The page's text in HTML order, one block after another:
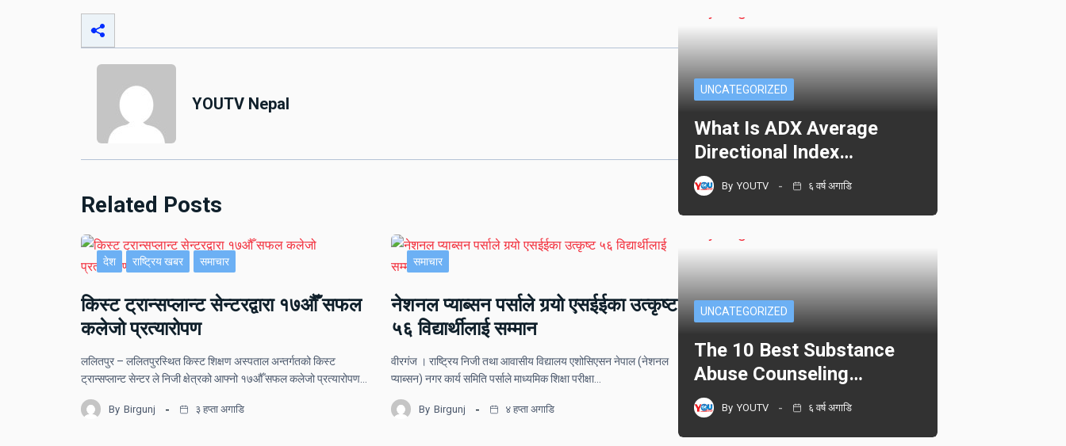
YOUTV Nepal
Related Posts
देश राष्ट्रिय खबर समाचार
किस्ट ट्रान्सप्लान्ट सेन्टरद्वारा १७औँ सफल
कलेजो प्रत्यारोपण
ललितपुर – ललितपुरस्थित किस्ट शिक्षण अस्पताल अन्तर्गतको किस्ट
ट्रान्सप्लान्ट सेन्टर ले निजी क्षेत्रको आफ्नो १७औँ सफल कलेजो प्रत्यारोपण…
By Birgunj ३ हप्ता अगाडि
समाचार
नेशनल प्याब्सन पर्साले गर्‍यो एसईईका उत्कृष्ट
५६ विद्यार्थीलाई सम्मान
वीरगंज । राष्ट्रिय निजी तथा आवासीय विद्यालय एशोसिएसन नेपाल (नेशनल
प्याब्सन) नगर कार्य समिति पर्साले माध्यमिक शिक्षा परीक्षा…
By Birgunj ४ हप्ता अगाडि
UNCATEGORIZED
What Is ADX Average
Directional Index…
By YOUTV ६ वर्ष अगाडि
UNCATEGORIZED
The 10 Best Substance
Abuse Counseling…
By YOUTV ६ वर्ष अगाडि